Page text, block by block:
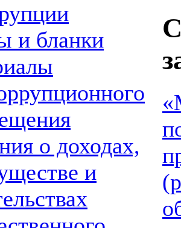
и бланки
о доходах,
и